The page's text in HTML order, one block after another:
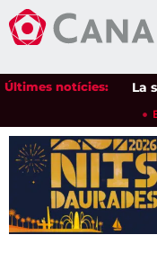
Últimes notícies:La